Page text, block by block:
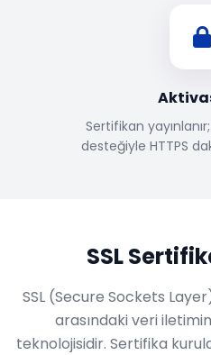
Sertifikan
desteğiyle HTTPS
SSL
SSL (Secure Sockets
arasındaki veri
teknolojisidir. Sertifika